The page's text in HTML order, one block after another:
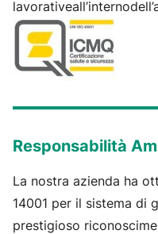
Responsabilità
La nostra azienda ha
14001 per il sistema di
prestigioso